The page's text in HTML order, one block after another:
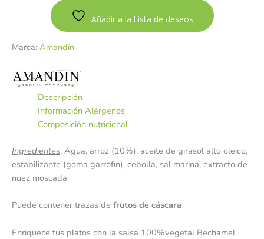
Añadir a la Lista de deseos
Marca: Amandín
Descripción
Información Alérgenos
Composición nutricional
Ingredientes: Agua, arroz (10%), aceite de girasol alto oleico,
estabilizante (goma garrofín), cebolla, sal marina, extracto de
nuez moscada
Puede contener trazas de frutos de cáscara
Enriquece tus platos con la salsa 100%vegetal Bechamel